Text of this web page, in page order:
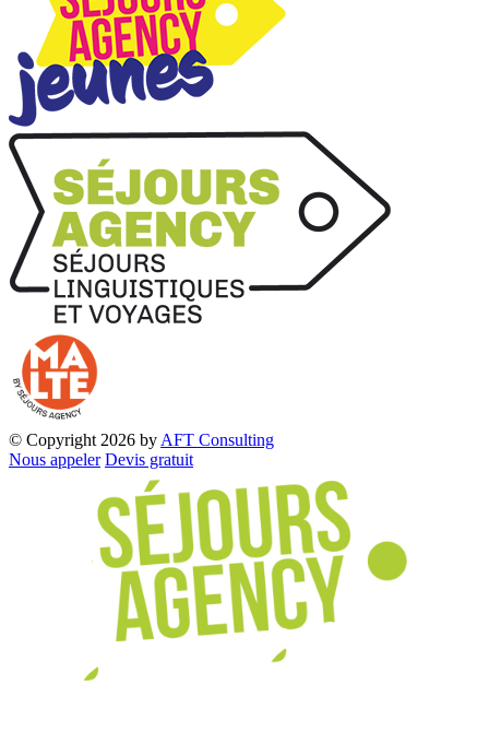
© Copyright 2026 by AFT Consulting
Nous appeler Devis gratuit